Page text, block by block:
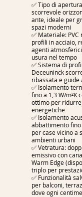
✅ Tipo di
scorrevole
ante, ideale per
spazi moderni
✅ Materiale:
profili in acciaio,
agenti
usura nel tempo
✅ Sistema di
Deceuninck
ribassata e guide
✅ Isolamento
fino a 1,3 W/m²K
ottimo per
energetiche
✅ Isolamento
abbattimento fino
per case vicino a
ambienti urbani
✅ Vetratura:
emissivo con
Warm Edge
triplo per
✅ Funzionalità
per balconi,
dove ogni